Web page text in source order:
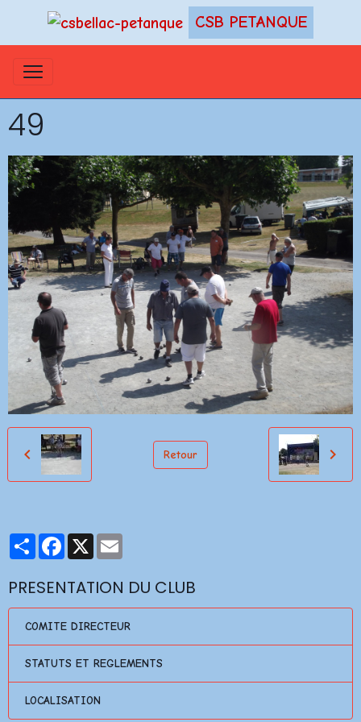
CSB PETANQUE
49
Retour
PartagerFacebook
X
PRESENTATION DU CLUB
COMITE DIRECTEUR
STATUTS ET REGLEMENTS
LOCALISATION